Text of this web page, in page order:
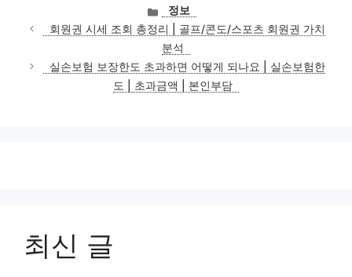
카
테
고
리
정보
회원권 시세 조회 총정리 | 골프/콘도/스포츠 회원권 가치
분석
실손보험 보장한도 초과하면 어떻게 되나요 | 실손보험한
도 | 초과금액 | 본인부담
최신 글